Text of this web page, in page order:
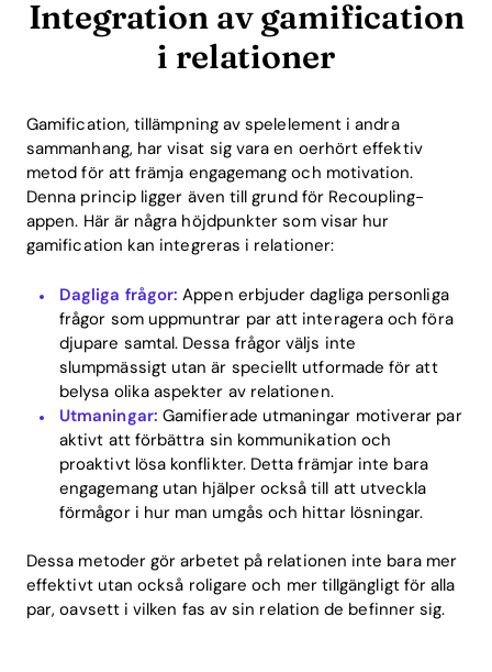
Home
Blog
Download
Integration av gamification
i relationer
Gamification, tillämpning av spelelement i andra
sammanhang, har visat sig vara en oerhört effektiv
metod för att främja engagemang och motivation.
Denna princip ligger även till grund för Recoupling-
appen. Här är några höjdpunkter som visar hur
gamification kan integreras i relationer:
Dagliga frågor: Appen erbjuder dagliga personliga
frågor som uppmuntrar par att interagera och föra
djupare samtal. Dessa frågor väljs inte
slumpmässigt utan är speciellt utformade för att
belysa olika aspekter av relationen.
Utmaningar: Gamifierade utmaningar motiverar par
aktivt att förbättra sin kommunikation och
proaktivt lösa konflikter. Detta främjar inte bara
engagemang utan hjälper också till att utveckla
förmågor i hur man umgås och hittar lösningar.
Dessa metoder gör arbetet på relationen inte bara mer
effektivt utan också roligare och mer tillgängligt för alla
par, oavsett i vilken fas av sin relation de befinner sig.